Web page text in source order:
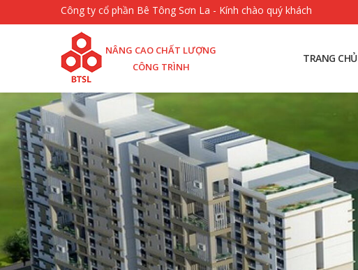
Công ty cổ phần Bê Tông Sơn La - Kính chào quý khách
NÂNG CAO CHẤT LƯỢNG
CÔNG TRÌNH
TRANG CHỦ